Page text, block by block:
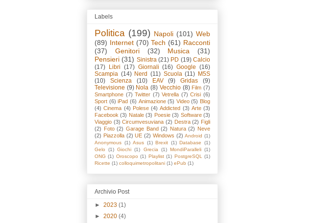
Labels
Politica (199) Napoli (101) Web
(89) Internet (70) Tech (61) Racconti
(37)
Genitori (32) Musica
(31)
Pensieri (31) Sinistra (21) PD (19) Calcio
(17)
Libri (17) Giornali (16) Google (16)
Scampia (14) Nerd (11) Scuola (11) M5S
(10)
Scienza (10) EAV (9) Gridas
(9)
Televisione (9) Nola (8) Vecchio (8) Film (7)
Smartphone (7) Twitter (7) Vetrella (7) Crisi (6)
Sport (6) iPad (6) Animazione (5) Video (5) Blog
(4) Cinema (4) Polese (4) Addicted (3) Arte (3)
Facebook (3) Natale (3) Poesie (3) Software (3)
Viaggio (3) Circumvesuviana (2) Destra (2) Figli
(2)
Foto (2) Garage Band (2) Natura (2) Neve
(2) Piazzolla (2) UE (2) Windows (2) Android (1)
Anonymous (1) Asus (1) Brexit (1) Database
(1)
Gelo
(1) Giochi (1) Grecia (1) MondiParalleli (1)
ONG (1) Oroscopo (1) Playlist (1) PostgreSQL (1)
Ricette (1) colloquimetropolitani (1) ePub (1)
Archivio Post
► 2023 (1)
► 2020 (4)